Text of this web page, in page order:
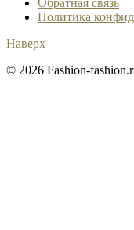
Политика
Наверх
© 2026 Fashion-